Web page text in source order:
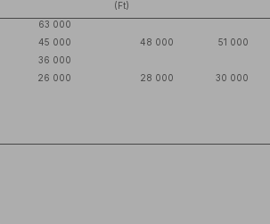
(Ft)
63 000
45 000 48 000 51 000
36 000
26 000 28 000 30 000